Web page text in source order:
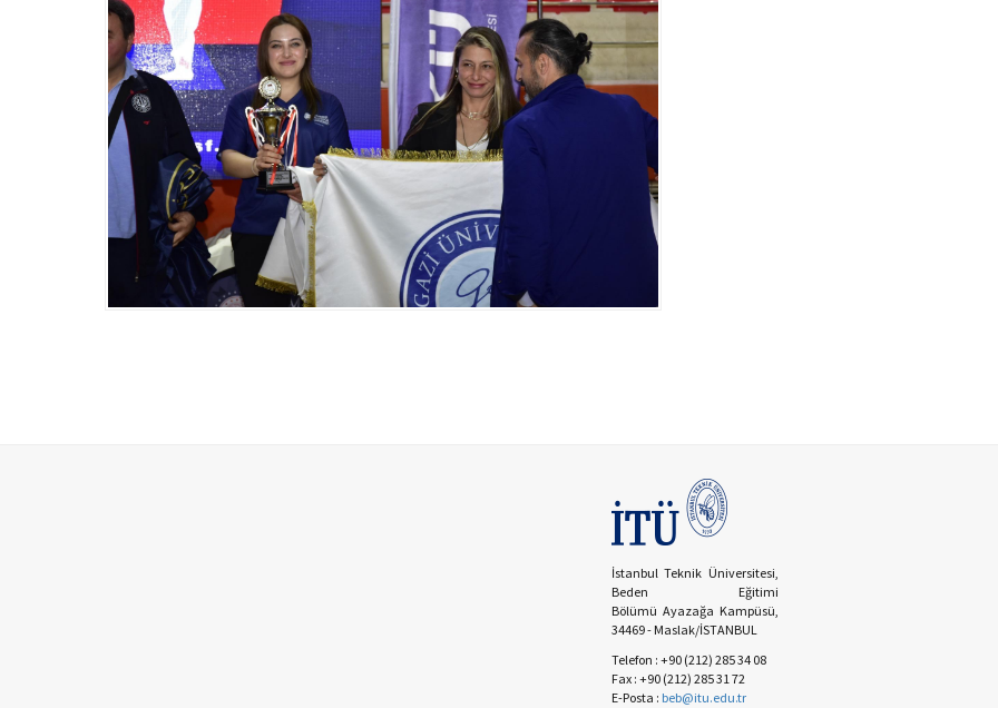
İstanbul Teknik Üniversitesi,
Beden Eğitimi
Bölümü Ayazağa Kampüsü,
34469 - Maslak/İSTANBUL
Telefon : +90 (212) 285 34 08
Fax : +90 (212) 285 31 72
E-Posta : beb@itu.edu.tr